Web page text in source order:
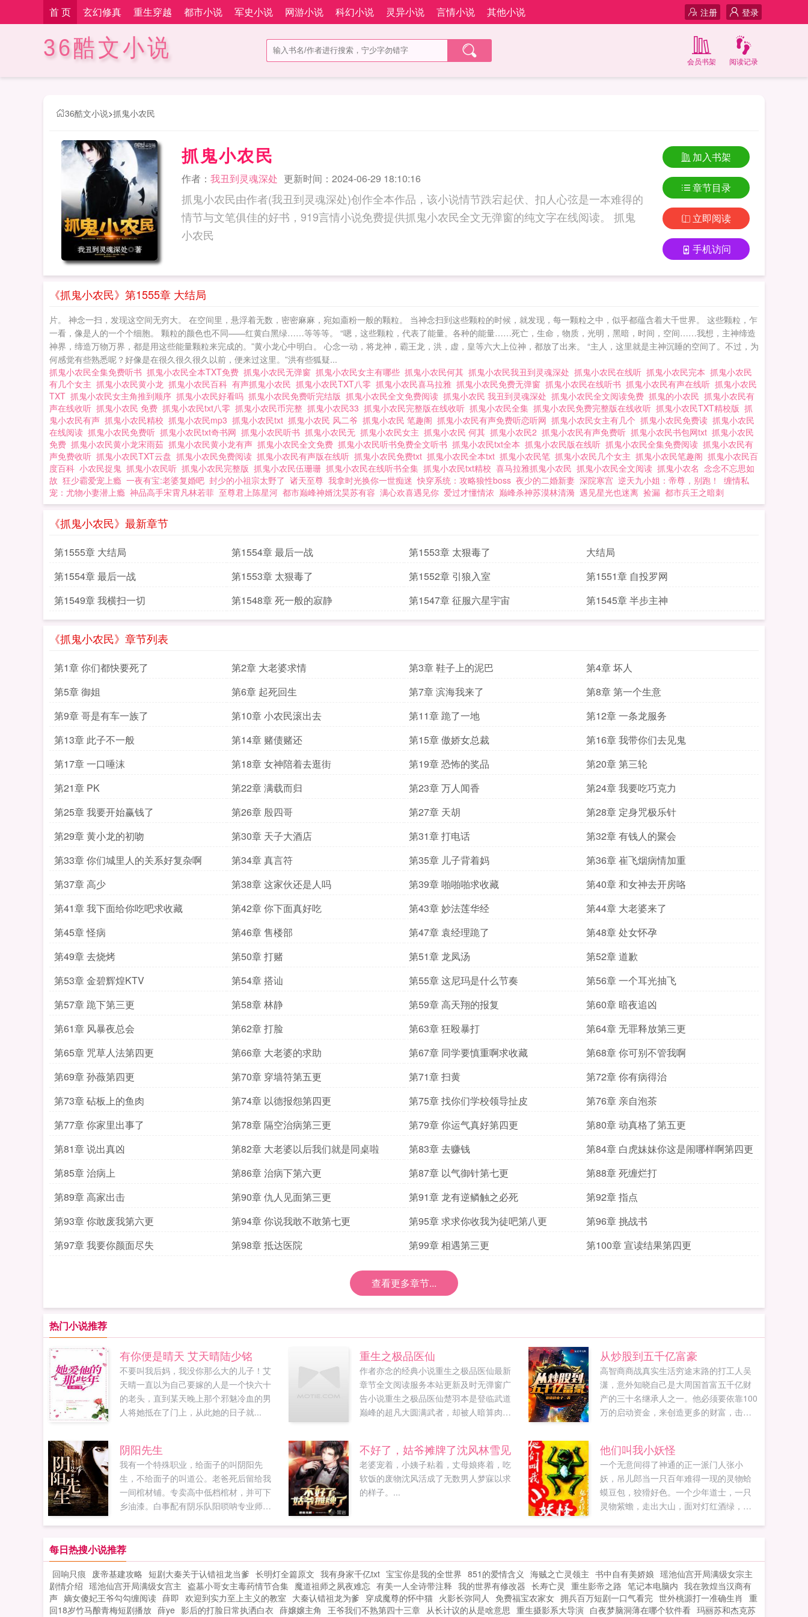
首 页 玄幻修真 重生穿越 都市小说 军史小说 网游小说 科幻小说 灵异小说 言情小说 其他小说 登录
注册
36酷文小说 阅读记录
会员书架
36酷文小说>抓鬼小农民
抓鬼小农民
作者： 我丑到灵魂深处 更新时间：2024-06-29 18:10:16
抓鬼小农民由作者(我丑到灵魂深处)创作全本作品，该小说情节跌宕起伏、扣人心弦是一本难得的
情节与文笔俱佳的好书，919言情小说免费提供抓鬼小农民全文无弹窗的纯文字在线阅读。 抓鬼
小农民
加入书架
章节目录
立即阅读
手机访问
《抓鬼小农民》第1555章 大结局
片。 神念一扫，发现这空间无穷大。 在空间里，悬浮着无数，密密麻麻，宛如齑粉一般的颗粒。 当神念扫到这些颗粒的时候，就发现，每一颗粒之中，似乎都蕴含着大千世界。 这些颗粒，乍
一看，像是人的一个个细胞。 颗粒的颜色也不同——红黄白黑绿……等等等。 “嗯，这些颗粒，代表了能量。各种的能量……死亡，生命，物质，光明，黑暗，时间，空间……我想，主神缔造
神界，缔造万物万界，都是用这些能量颗粒来完成的。”黄小龙心中明白。 心念一动，将龙神，霸王龙，洪，虚，皇等六大上位神，都放了出来。 “主人，这里就是主神沉睡的空间了。不过，为
何感觉有些熟悉呢？好像是在很久很久很久以前，便来过这里。”洪有些狐疑...
抓鬼小农民全集免费听书 抓鬼小农民全本TXT免费 抓鬼小农民无弹窗 抓鬼小农民女主有哪些 抓鬼小农民何其 抓鬼小农民我丑到灵魂深处 抓鬼小农民在线听 抓鬼小农民完本 抓鬼小农民
有几个女主 抓鬼小农民黄小龙 抓鬼小农民百科 有声抓鬼小农民 抓鬼小农民TXT八零 抓鬼小农民喜马拉雅 抓鬼小农民免费无弹窗 抓鬼小农民在线听书 抓鬼小农民有声在线听 抓鬼小农民
TXT 抓鬼小农民女主角推到顺序 抓鬼小农民好看吗 抓鬼小农民免费听完结版 抓鬼小农民全文免费阅读 抓鬼小农民 我丑到灵魂深处 抓鬼小农民全文阅读免费 抓鬼的小农民 抓鬼小农民有
声在线收听 抓鬼小农民 免费 抓鬼小农民txt八零 抓鬼小农民币完整 抓鬼小农民33 抓鬼小农民完整版在线收听 抓鬼小农民全集 抓鬼小农民免费完整版在线收听 抓鬼小农民TXT精校版 抓
鬼小农民有声 抓鬼小农民精校 抓鬼小农民mp3 抓鬼小农民txt 抓鬼小农民 风二爷 抓鬼小农民 笔趣阁 抓鬼小农民有声免费听恋听网 抓鬼小农民女主有几个 抓鬼小农民免费读 抓鬼小农民
在线阅读 抓鬼小农民免费听 抓鬼小农民txt奇书网 抓鬼小农民听书 抓鬼小农民无 抓鬼小农民女主 抓鬼小农民 何其 抓鬼小农民2 抓鬼小农民有声免费听 抓鬼小农民书包网txt 抓鬼小农民
免费 抓鬼小农民黄小龙宋雨茹 抓鬼小农民黄小龙有声 抓鬼小农民全文免费 抓鬼小农民听书免费全文听书 抓鬼小农民txt全本 抓鬼小农民版在线听 抓鬼小农民全集免费阅读 抓鬼小农民有
声免费收听 抓鬼小农民TXT云盘 抓鬼小农民免费阅读 抓鬼小农民有声版在线听 抓鬼小农民免费txt 抓鬼小农民全本txt 抓鬼小农民笔 抓鬼小农民几个女主 抓鬼小农民笔趣阁 抓鬼小农民百
度百科 小农民捉鬼 抓鬼小农民听 抓鬼小农民完整版 抓鬼小农民伍珊珊 抓鬼小农民在线听书全集 抓鬼小农民txt精校 喜马拉雅抓鬼小农民 抓鬼小农民全文阅读 抓鬼小农名 念念不忘思如
故 狂少霸爱宠上瘾 一夜有宝:老婆复婚吧 封少的小祖宗太野了 诸天至尊 我拿时光换你一世痴迷 快穿系统：攻略狼性boss 夜少的二婚新妻 深院寒宫 逆天九小姐：帝尊，别跑！
缠情私
宠：尤物小妻潜上瘾 神品高手宋霄凡林若菲 至尊君上陈星河 都市巅峰神婿沈昊苏有容 满心欢喜遇见你 爱过才懂情浓 巅峰杀神苏漠林清漪 遇见星光也迷离 捡漏 都市兵王之暗刺
《抓鬼小农民》最新章节
第1555章 大结局 第1554章 最后一战 第1553章 太狠毒了
大结局
第1554章 最后一战
第1553章 太狠毒了 第1552章 引狼入室
第1551章 自投罗网
第1549章 我横扫一切
第1548章 死一般的寂静 第1547章 征服六星宇宙 第1545章 半步主神
《抓鬼小农民》章节列表
第1章 你们都快要死了 第2章 大老婆求情 第3章 鞋子上的泥巴
第4章 坏人
第5章 御姐
第6章 起死回生 第7章 滨海我来了
第8章 第一个生意
第9章 哥是有车一族了
第10章 小农民滚出去 第11章 跪了一地
第12章 一条龙服务
第13章 此子不一般
第14章 赌债赌还 第15章 傲娇女总裁
第16章 我带你们去见鬼
第17章 一口唾沫
第18章 女神陪着去逛街 第19章 恐怖的奖品
第20章 第三轮
第21章 PK
第22章 满载而归 第23章 万人闻香
第24章 我要吃巧克力
第25章 我要开始赢钱了
第26章 殷四哥 第27章 天胡
第28章 定身咒极乐针
第29章 黄小龙的初吻
第30章 天子大酒店 第31章 打电话
第32章 有钱人的聚会
第33章 你们城里人的关系好复杂啊
第34章 真言符 第35章 儿子背着妈
第36章 崔飞烟病情加重
第37章 高少
第38章 这家伙还是人吗 第39章 啪啪啪求收藏
第40章 和女神去开房咯
第41章 我下面给你吃吧求收藏
第42章 你下面真好吃 第43章 妙法莲华经
第44章 大老婆来了
第45章 怪病
第46章 售楼部 第47章 袁经理跪了
第48章 处女怀孕
第49章 去烧烤
第50章 打赌 第51章 龙凤汤
第52章 道歉
第53章 金碧辉煌KTV
第54章 搭讪 第55章 这尼玛是什么节奏
第56章 一个耳光抽飞
第57章 跪下第三更
第58章 林静 第59章 高天翔的报复
第60章 暗夜追凶
第61章 风暴夜总会
第62章 打脸 第63章 狂殴暴打
第64章 无罪释放第三更
第65章 咒草人法第四更
第66章 大老婆的求助 第67章 同学要慎重啊求收藏
第68章 你可别不管我啊
第69章 孙薇第四更
第70章 穿墙符第五更 第71章 扫黄
第72章 你有病得治
第73章 砧板上的鱼肉
第74章 以德报怨第四更 第75章 找你们学校领导扯皮
第76章 亲自泡茶
第77章 你家里出事了
第78章 隔空治病第三更 第79章 你运气真好第四更
第80章 动真格了第五更
第81章 说出真凶
第82章 大老婆以后我们就是同桌啦 第83章 去赚钱
第84章 白虎妹妹你这是闹哪样啊第四更
第85章 治病上
第86章 治病下第六更 第87章 以气御针第七更
第88章 死缠烂打
第89章 高家出击
第90章 仇人见面第三更 第91章 龙有逆鳞触之必死
第92章 指点
第93章 你敢废我第六更
第94章 你说我敢不敢第七更 第95章 求求你收我为徒吧第八更
第96章 挑战书
第97章 我要你颜面尽失
第98章 抵达医院 第99章 相遇第三更 第100章 宣读结果第四更
查看更多章节...
热门小说推荐
有你便是晴天 艾天晴陆少铭
不要叫我后妈，我没你那么大的儿子！艾
天晴一直以为自己要嫁的人是一个快六十
的老头，直到某天晚上那个邪魅冷血的男
人将她抵在了门上，从此她的日子就...
重生之极品医仙
作者亦念的经典小说重生之极品医仙最新
章节全文阅读服务本站更新及时无弹窗广
告小说重生之极品医仙楚羽本是登临武道
巅峰的超凡大圆满武者，却被人暗算肉身
从炒股到五千亿富豪
高智商商战真实生活穷途末路的打工人吴
潇，意外知晓自己是大周国首富五千亿财
产的三十名继承人之一。他必须要依靠100
万的启动资金，来创造更多的财富，击败
阴阳先生
我有一个特殊职业，给面子的叫阴阳先
生，不给面子的叫道公。老爸死后留给我
一间棺材铺。专卖高中低档棺材，并可下
乡油漆。白事配有阴乐队阳唢呐专业师公
不好了，姑爷摊牌了沈风林雪见
老婆宠着，小姨子粘着，丈母娘疼着，吃
软饭的废物沈风活成了无数男人梦寐以求
的样子。...
他们叫我小妖怪
一个无意间得了神通的正一派门人张小
妖，吊儿郎当一只百年难得一现的灵物蛤
蟆豆包，狡猾好色。一个少年道士，一只
灵物紫蟾，走出大山，面对灯红酒绿，看
然不知道自己身上埋藏这个一个惊天秘密
让权贵弯腰，让同行低头，让明星捶腿，
让黑道乱抖，让猴子翻跟，让石头冒油！
被称为妖孽一般的存在，但那颗闷骚的道
每日热搜小说推荐
回响只痕 废帝基建攻略 短剧大秦关于认错祖龙当爹 长明灯全篇原文 我有身家千亿txt 宝宝你是我的全世界 851的爱情含义 海贼之亡灵领主 书中自有美娇娘 瑶池仙宫开局满级女宗主
剧情介绍 瑶池仙宫开局满级女宫主 盗墓小哥女主毒药情节合集 魔道祖师之夙夜难忘 有美一人全诗带注释 我的世界有修改器 长寿亡灵 重生影帝之路 笔记本电脑内 我在敦煌当汉商有
声 嫡女傻妃王爷勾勾缠阅读 薛即 欢迎到实力至上主义的教室 大秦认错祖龙为爹 穿成魔尊的怀中猫 火影长弥同人 免费福宝农家女 拥兵百万短剧一口气看完 世外桃源打一准确生肖 重
回18岁竹马酿青梅短剧播放 薛ye 影后的打脸日常执洒白衣 薛嬢嬢主角 王爷我们不熟第四十三章 从长计议的从是啥意思 重生摄影系大导演 白夜梦脑洞薄在哪个软件看 玛丽苏和杰克苏